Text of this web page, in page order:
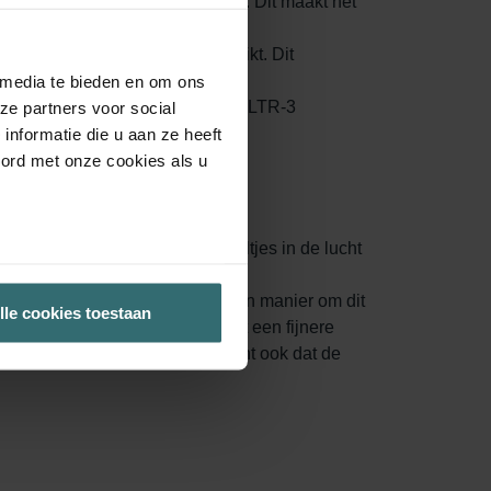
te bieden en om ons
partners voor social
die u aan ze heeft
met onze cookies als u
cookies toestaan
deze je woonruimtes bereikt. Dit
binnenlucht zich ophoopt in je LTR-3
waardoor meer deeltjes in de lucht
ze worden vervangen.
schone lucht binnenkomt. Een manier om dit
te gebruiken. Filters met een fijnere
van grove filters. Dit betekent ook dat de